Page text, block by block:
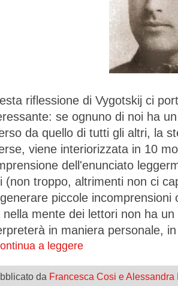
riflessione di Vygotskij ci
se ognuno di noi ha
da quello di tutti gli altri, la
viene interiorizzata in 10
dell'enunciato
(non troppo, altrimenti non ci
piccole
nella mente dei lettori non ha
in maniera personale,
a leggere
da Francesca Cosi e Alessandra